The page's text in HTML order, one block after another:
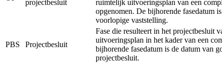
projectbesluit
ruimtelijk uitvoeringsplan van een
opgenomen. De bijhorende fasedatum
voorlopige vaststelling.
PBS Projectbesluit
Fase die resulteert in het projectbesluit
uitvoeringsplan in het kader van een
bijhorende fasedatum is de datum van
projectbesluit.